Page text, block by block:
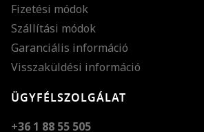
Fizetési módok
Szállítási módok
Garanciális információ
Visszaküldési információ
ÜGYFÉLSZOLGÁLAT
+36 1 88 55 505